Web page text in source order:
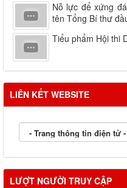
Nỗ lực để xứng
tên Tổng Bí thư
Tiểu phẩm Hội thi
LIÊN KẾT WEBSITE
LƯỢT NGƯỜI TRUY CẬP